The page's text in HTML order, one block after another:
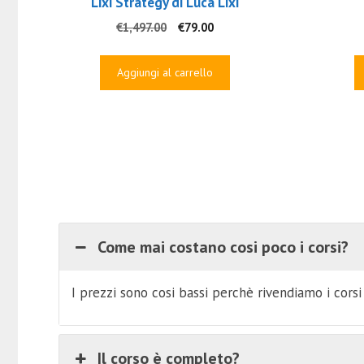
€1,497.00
Il
originale
era:
€1,497.00.
€79.00Il
attuale
€79.00.
Aggiungi al carrello
Come mai costano cosi poco i corsi?
I prezzi sono cosi bassi perchè rivendiamo i
Il corso è completo?